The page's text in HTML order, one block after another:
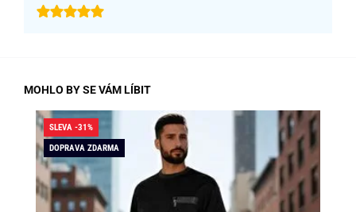
MOHLO BY SE VÁM LÍBIT
SLEVA -31%
DOPRAVA ZDARMA